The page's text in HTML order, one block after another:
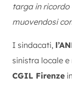
targa in ricordo
muovendosi
I sindacati,
sinistra locale
CGIL Firenze